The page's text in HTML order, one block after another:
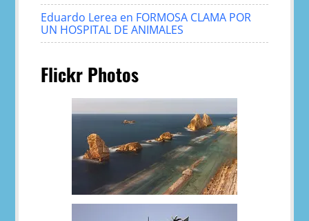
Eduardo Lerea en FORMOSA CLAMA POR
UN HOSPITAL DE ANIMALES
Flickr Photos